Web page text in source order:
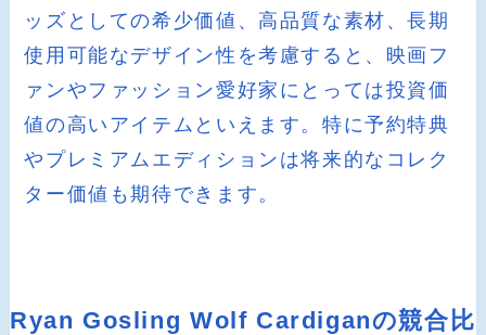
ッズとしての希少価値、高品質な素材、長期
使用可能なデザイン性を考慮すると、映画フ
ァンやファッション愛好家にとっては投資価
値の高いアイテムといえます。特に予約特典
やプレミアムエディションは将来的なコレク
ター価値も期待できます。
Ryan Gosling Wolf Cardiganの競合比